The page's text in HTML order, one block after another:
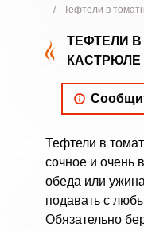
/
Тефтели в
ТЕФТЕЛИ
КАСТРЮЛЕ
Тефтели в
сочное и очень
обеда или
подавать с
Обязательно